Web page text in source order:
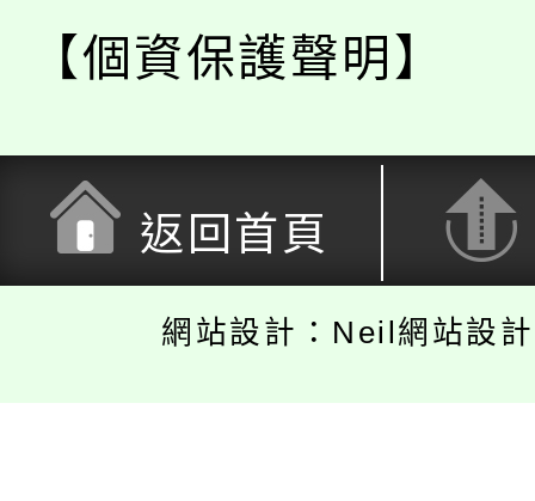
【個資保護聲明】
返回首頁
網站設計：Neil網站設